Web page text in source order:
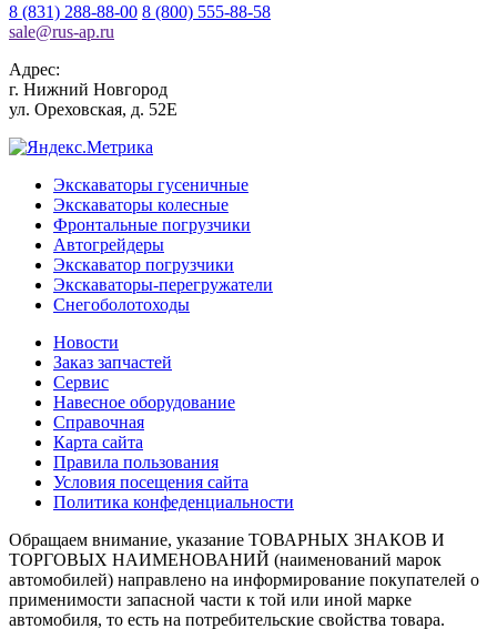
8 (831) 288-88-00 8 (800) 555-88-58
sale@rus-ap.ru
Адрес:
г. Нижний Новгород
ул. Ореховская, д. 52Е
Экскаваторы гусеничные
Экскаваторы колесные
Фронтальные погрузчики
Автогрейдеры
Экскаватор погрузчики
Экскаваторы-перегружатели
Снегоболотоходы
Новости
Заказ запчастей
Сервис
Навесное оборудование
Справочная
Карта сайта
Правила пользования
Условия посещения сайта
Политика конфеденциальности
Обращаем внимание, указание ТОВАРНЫХ ЗНАКОВ И
ТОРГОВЫХ НАИМЕНОВАНИЙ (наименований марок
автомобилей) направлено на информирование покупателей о
применимости запасной части к той или иной марке
автомобиля, то есть на потребительские свойства товара.